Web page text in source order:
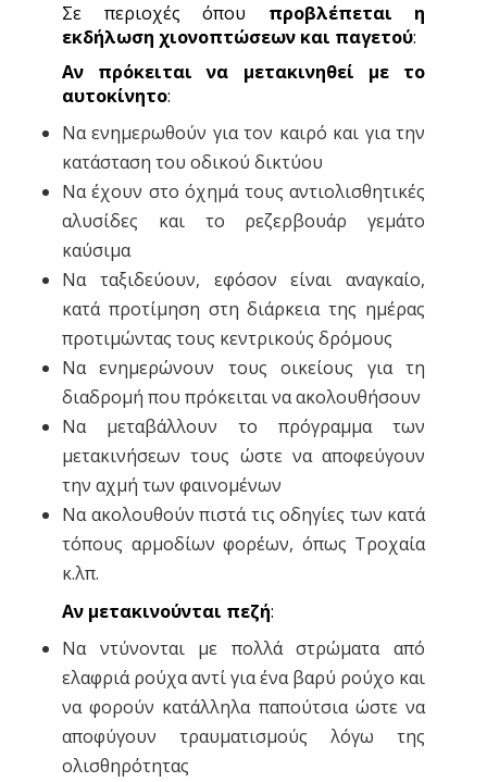
Σε περιοχές όπου προβλέπεται η
εκδήλωση χιονοπτώσεων και παγετού:
Αν πρόκειται να μετακινηθεί με το
αυτοκίνητο:
Να ενημερωθούν για τον καιρό και για την
κατάσταση του οδικού δικτύου
Να έχουν στο όχημά τους αντιολισθητικές
αλυσίδες και το ρεζερβουάρ γεμάτο
καύσιμα
Να ταξιδεύουν, εφόσον είναι αναγκαίο,
κατά προτίμηση στη διάρκεια της ημέρας
προτιμώντας τους κεντρικούς δρόμους
Να ενημερώνουν τους οικείους για τη
διαδρομή που πρόκειται να ακολουθήσουν
Να μεταβάλλουν το πρόγραμμα των
μετακινήσεων τους ώστε να αποφεύγουν
την αχμή των φαινομένων
Να ακολουθούν πιστά τις οδηγίες των κατά
τόπους αρμοδίων φορέων, όπως Τροχαία
κ.λπ.
Αν μετακινούνται πεζή:
Να ντύνονται με πολλά στρώματα από
ελαφριά ρούχα αντί για ένα βαρύ ρούχο και
να φορούν κατάλληλα παπούτσια ώστε να
αποφύγουν τραυματισμούς λόγω της
ολισθηρότητας